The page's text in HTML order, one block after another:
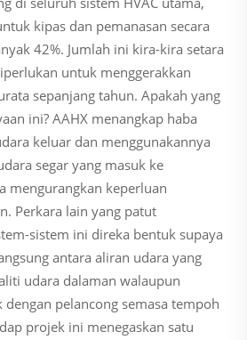
kipas dan pemanasan secara
42%. Jumlah ini kira-kira setara
untuk menggerakkan
sepanjang tahun. Apakah yang
ini? AAHX menangkap haba
keluar dan menggunakannya
segar yang masuk ke
mengurangkan keperluan
Perkara lain yang patut
sistem ini direka bentuk supaya
antara aliran udara yang
udara dalaman walaupun
pelancong semasa tempoh
projek ini menegaskan satu